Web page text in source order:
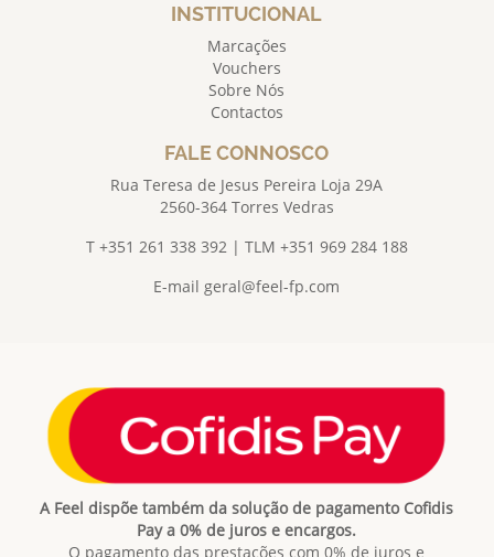
INSTITUCIONAL
Marcações
Vouchers
Sobre Nós
Contactos
FALE CONNOSCO
Rua Teresa de Jesus Pereira Loja 29A
2560-364 Torres Vedras
T +351 261 338 392 | TLM +351 969 284 188
E-mailgeral@feel-fp.com
A Feel dispõe também da solução de pagamento Cofidis
Pay a 0% de juros e encargos.
O pagamento das prestações com 0% de juros e